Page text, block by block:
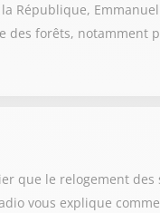
République,
forêts, notamment
que le relogement
vous explique